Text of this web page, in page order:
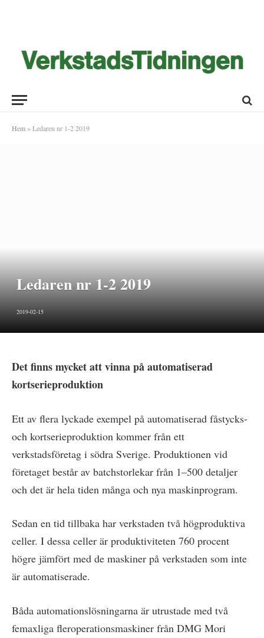
Hem » Ledaren nr 1-2 2019
Ledaren nr 1-2 2019
2019-02-15
Det finns mycket att vinna på automatiserad
kortserieproduktion
Ett av flera lyckade exempel på automatiserad fåstycks-
och kortserieproduktion kommer från ett
verkstadsföretag i södra Sverige. Produktionen vid
företaget består av batchstorlekar från 1–500 detaljer
och det är hela tiden många och nya maskinprogram.
Sedan en tid tillbaka har verkstaden två högproduktiva
celler. I dessa celler är produktiviteten 760 procent
högre jämfört med de maskiner på verkstaden som inte
är automatiserade.
Båda automationslösningarna är utrustade med två
femaxliga fleroperationsmaskiner från DMG Mori